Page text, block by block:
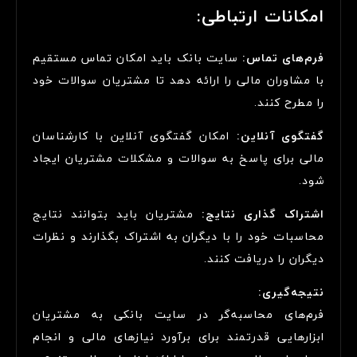
امکانات ارتباطی:
فرم‌های تماس: سایت بانک باید امکان تماس مستقیم
با مشاوران مالی را ارائه دهد تا مشتریان سوالات خود
را مطرح کنند.
گفتگوی آنلاین: امکان گفتگوی آنلاین با کارشناسان
مالی برای پاسخ به سوالات و مشکلات مشتریان ایجاد
شود.
اشتراک گذاری نتایج: مشتریان باید بتوانند نتایج
محاسبات خود را با دیگران به اشتراک بگذارند و نظرات
دیگران را دریافت کنند.
نتیجه‌گیری:
فرم‌های محاسبه‌گر در سایت بانکی به مشتریان
ابزارهایی قدرتمند برای برآورد نیازهای مالی و انجام